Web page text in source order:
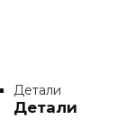
Детали
Детали